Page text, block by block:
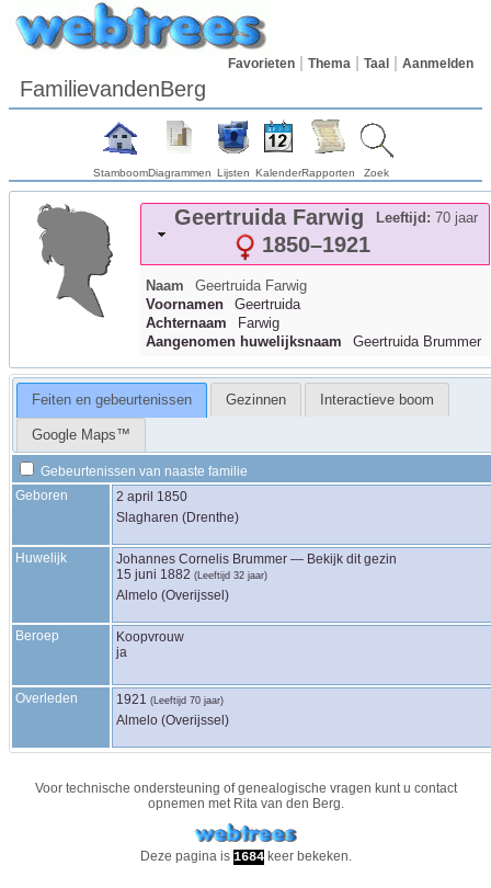
Favorieten Thema Taal Aanmelden
FamilievandenBerg
StamboomDiagrammen Lijsten KalenderRapporten Zoek
Geertruida Farwig Leeftijd: 70 jaar
1850–1921
Naam Geertruida Farwig
Voornamen
Geertruida
Achternaam
Farwig
Aangenomen huwelijksnaam
Geertruida Brummer
Feiten en gebeurtenissen Gezinnen Interactieve boom
Google Maps™
Gebeurtenissen van naaste familie
Geboren
2 april 1850
Slagharen (Drenthe)
Huwelijk Johannes Cornelis Brummer — Bekijk dit gezin
15 juni 1882 (Leeftijd 32 jaar)
Almelo (Overijssel)
Beroep
Koopvrouw
ja
Overleden 1921 (Leeftijd 70 jaar)
Almelo (Overijssel)
Voor technische ondersteuning of genealogische vragen kunt u contact
opnemen met Rita van den Berg.
Deze pagina is 1684keer bekeken.